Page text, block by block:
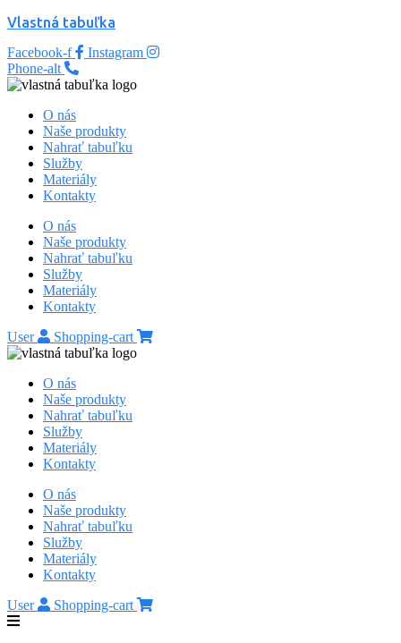
Vlastná tabuľka
Facebook-f
Instagram
Phone-alt
O nás
Naše produkty
Nahrať tabuľku
Služby
Materiály
Kontakty
O nás
Naše produkty
Nahrať tabuľku
Služby
Materiály
Kontakty
User
Shopping-cart
O nás
Naše produkty
Nahrať tabuľku
Služby
Materiály
Kontakty
O nás
Naše produkty
Nahrať tabuľku
Služby
Materiály
Kontakty
User
Shopping-cart